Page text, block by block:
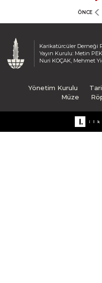
ÖNCE
Karikatürcüler Derneği
Yayın Kurulu: Metin
Nuri KOÇAK, Mehmet
Yönetim Kurulu
Müze